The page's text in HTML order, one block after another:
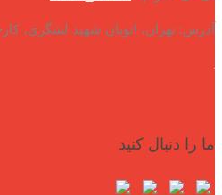
آدرس: تهران، اتوبان شهید لشگری،
ما را دنبال کنید